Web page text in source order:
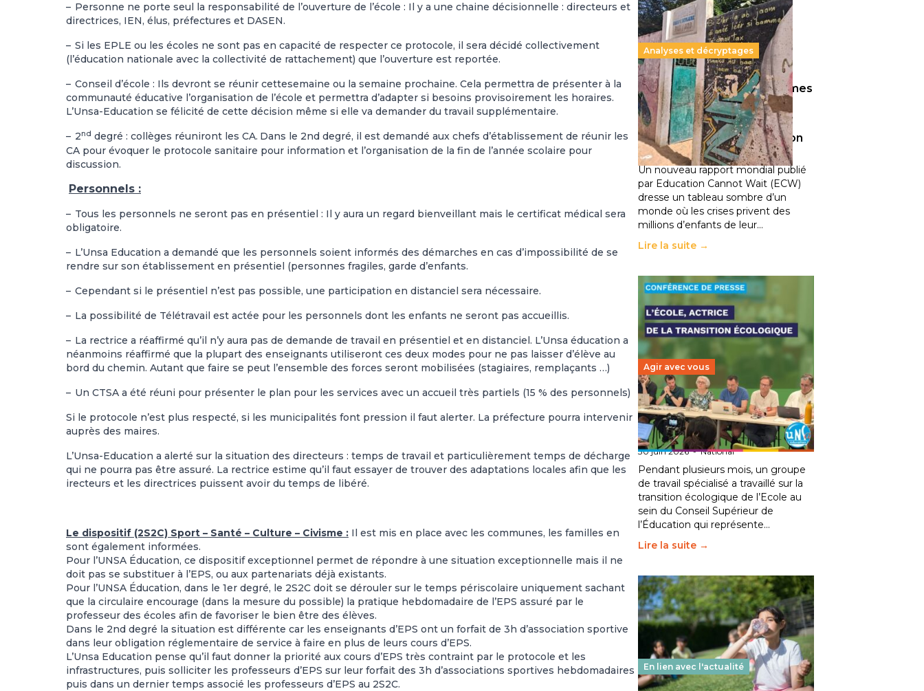
– Personne ne porte seul la responsabilité de l’ouverture de l’école : Il y a une chaine décisionnelle : directeurs et
directrices, IEN, élus, préfectures et DASEN.
– Si les EPLE ou les écoles ne sont pas en capacité de respecter ce protocole, il sera décidé collectivement
(l’éducation nationale avec la collectivité de rattachement) que l’ouverture est reportée.
– Conseil d’école : Ils devront se réunir cettesemaine ou la semaine prochaine. Cela permettra de présenter à la
communauté éducative l’organisation de l’école et permettra d’adapter si besoins provisoirement les horaires.
L’Unsa-Education se félicité de cette décision même si elle va demander du travail supplémentaire.
– 2nd degré : collèges réuniront les CA. Dans le 2nd degré, il est demandé aux chefs d’établissement de réunir les
CA pour évoquer le protocole sanitaire pour information et l’organisation de la fin de l’année scolaire pour
discussion.
Personnels :
– Tous les personnels ne seront pas en présentiel : Il y aura un regard bienveillant mais le certificat médical sera
obligatoire.
– L’Unsa Education a demandé que les personnels soient informés des démarches en cas d’impossibilité de se
rendre sur son établissement en présentiel (personnes fragiles, garde d’enfants.
– Cependant si le présentiel n’est pas possible, une participation en distanciel sera nécessaire.
– La possibilité de Télétravail est actée pour les personnels dont les enfants ne seront pas accueillis.
– La rectrice a réaffirmé qu’il n’y aura pas de demande de travail en présentiel et en distanciel. L’Unsa éducation a
néanmoins réaffirmé que la plupart des enseignants utiliseront ces deux modes pour ne pas laisser d’élève au
bord du chemin. Autant que faire se peut l’ensemble des forces seront mobilisées (stagiaires, remplaçants …)
– Un CTSA a été réuni pour présenter le plan pour les services avec un accueil très partiels (15 % des personnels)
Si le protocole n’est plus respecté, si les municipalités font pression il faut alerter. La préfecture pourra intervenir
auprès des maires.
L’Unsa-Education a alerté sur la situation des directeurs : temps de travail et particulièrement temps de décharge
qui ne pourra pas être assuré. La rectrice estime qu’il faut essayer de trouver des adaptations locales afin que les
irecteurs et les directrices puissent avoir du temps de libéré.
Le dispositif (2S2C) Sport – Santé – Culture – Civisme : Il est mis en place avec les communes, les familles en
sont également informées.
Pour l’UNSA Éducation, ce dispositif exceptionnel permet de répondre à une situation exceptionnelle mais il ne
doit pas se substituer à l’EPS, ou aux partenariats déjà existants.
Pour l’UNSA Éducation, dans le 1er degré, le 2S2C doit se dérouler sur le temps périscolaire uniquement sachant
que la circulaire encourage (dans la mesure du possible) la pratique hebdomadaire de l’EPS assuré par le
professeur des écoles afin de favoriser le bien être des élèves.
Dans le 2nd degré la situation est différente car les enseignants d’EPS ont un forfait de 3h d’association sportive
dans leur obligation réglementaire de service à faire en plus de leurs cours d’EPS.
L’Unsa Education pense qu’il faut donner la priorité aux cours d’EPS très contraint par le protocole et les
infrastructures, puis solliciter les professeurs d’EPS sur leur forfait des 3h d’associations sportives hebdomadaires
puis dans un dernier temps associé les professeurs d’EPS au 2S2C.
Analyses et décryptages
258 millions d’enfants victimes
de la guerre, des chocs
climatiques et des
déplacements de population
11 juillet 2026 -National
Un nouveau rapport mondial publié
par Education Cannot Wait (ECW)
dresse un tableau sombre d’un
monde où les crises privent des
millions d’enfants de leur…
Lire la suite →
Agir avec vous
Transition écologique de
l’éducation : l’UNSA Éducation
fait bouger les lignes
30 juin 2026-National
Pendant plusieurs mois, un groupe
de travail spécialisé a travaillé sur la
transition écologique de l’Ecole au
sein du Conseil Supérieur de
l’Éducation qui représente…
Lire la suite →
En lien avec l'actualité